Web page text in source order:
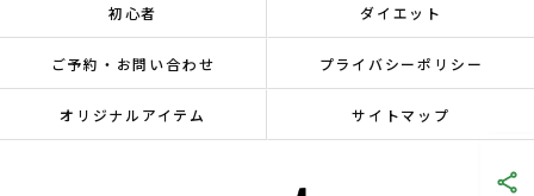
初心者 ダイエット
ご予約・お問い合わせ プライバシーポリシー
オリジナルアイテム サイトマップ